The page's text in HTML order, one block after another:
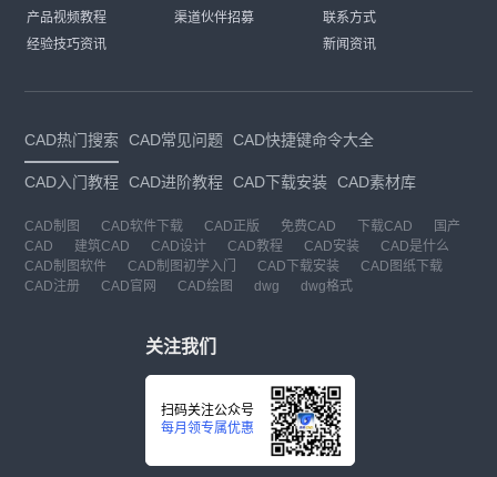
产品视频教程
经验技巧资讯
渠道伙伴招募
联系方式
新闻资讯
CAD热门搜索 CAD常见问题 CAD快捷键命令大全
CAD入门教程 CAD进阶教程 CAD下载安装 CAD素材库
CAD制图 CAD软件下载 CAD正版 免费CAD 下载CAD
国产
CAD
建筑CAD CAD设计 CAD教程 CAD安装
CAD是什么
CAD制图软件
CAD制图初学入门 CAD下载安装
CAD图纸下载
CAD注册
CAD官网 CAD绘图 dwg dwg格式
关注我们
扫码关注公众号
每月领专属优惠